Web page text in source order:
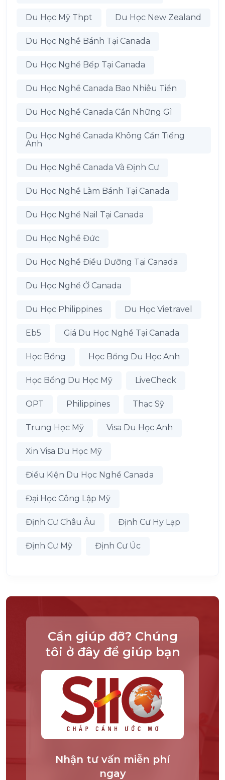
Du Học Mỹ Thpt Du Học New Zealand
Du Học Nghề Bánh Tại Canada
Du Học Nghề Bếp Tại Canada
Du Học Nghề Canada Bao Nhiêu Tiền
Du Học Nghề Canada Cần Những Gì
Du Học Nghề Canada Không Cần Tiếng
Anh
Du Học Nghề Canada Và Định Cư
Du Học Nghề Làm Bánh Tại Canada
Du Học Nghề Nail Tại Canada
Du Học Nghề Đức
Du Học Nghề Điều Dưỡng Tại Canada
Du Học Nghề Ở Canada
Du Học Philippines Du Học Vietravel
Eb5 Giá Du Học Nghề Tại Canada
Học Bổng Học Bổng Du Học Anh
Học Bổng Du Học Mỹ LiveCheck
OPT Philippines Thạc Sỹ
Trung Học Mỹ Visa Du Học Anh
Xin Visa Du Học Mỹ
Điều Kiện Du Học Nghề Canada
Đại Học Công Lập Mỹ
Định Cư Châu Âu Định Cư Hy Lạp
Định Cư Mỹ Định Cư Úc
Cần giúp đỡ? Chúng
tôi ở đây để giúp bạn
Nhận tư vấn miễn phí
ngay